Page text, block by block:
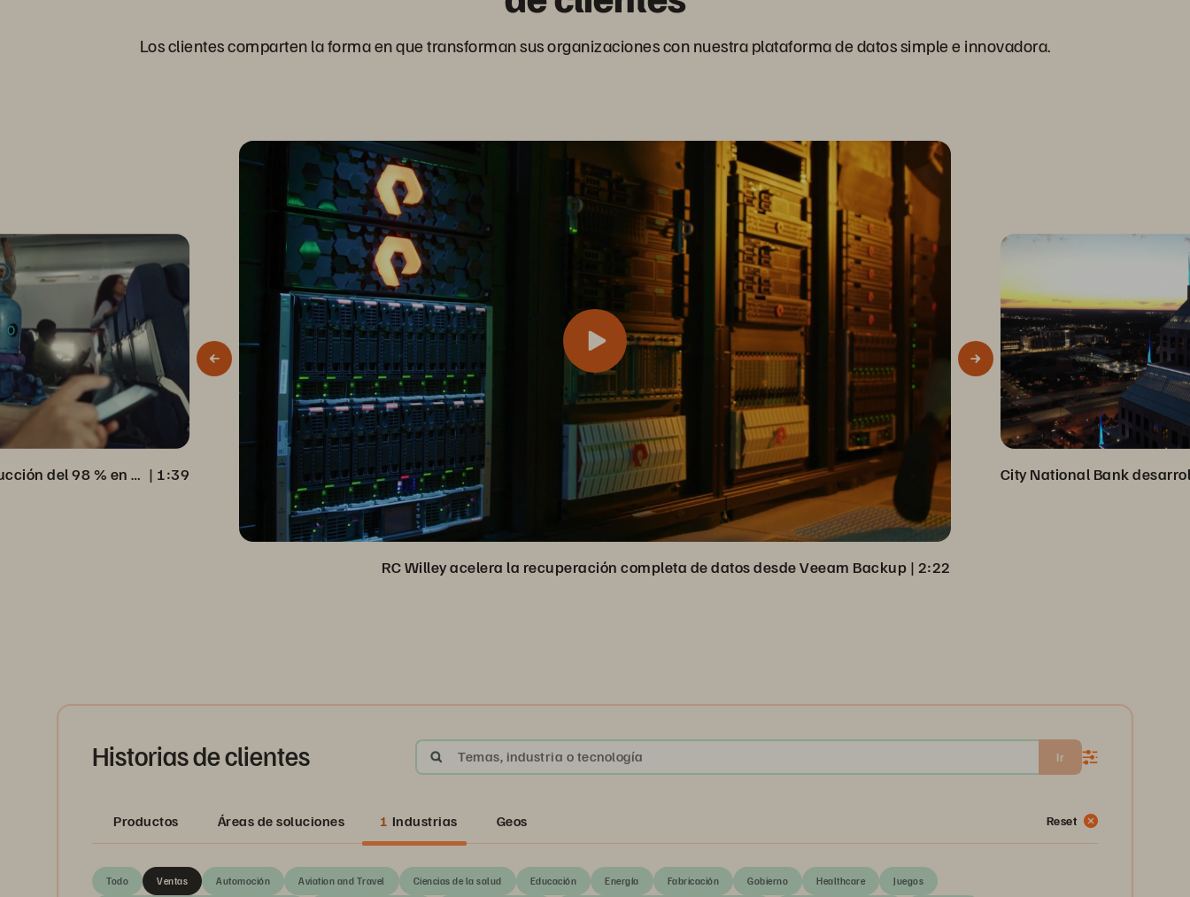
Los clientes comparten la forma en que transforman sus organizaciones con nuestra plataforma de datos simple e innovadora.
RC Willey acelera la recuperación completa de datos desde Veeam Backup | 2:22
Virgin Media logra una reducción del 98 % en el consumo de energía | 1:39
Historias de clientes Temas, industria o tecnología Ir
Productos Áreas de soluciones 1 Industrias Geos
Todo Automoción Aviation and Travel Ciencias de la salud Educación Energía Fabricación Gobierno Healthcare Juegos
Ventas
Reset